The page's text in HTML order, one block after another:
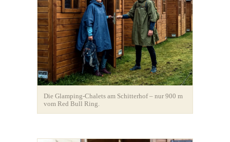
Die Glamping-Chalets am Schitterhof – nur 900 m
vom Red Bull Ring.